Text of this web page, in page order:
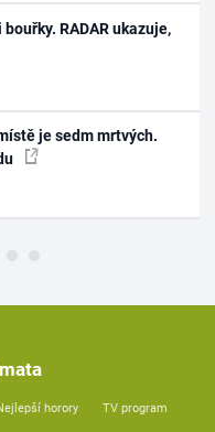
RADAR ukazuje,
je sedm mrtvých.
horory TV program